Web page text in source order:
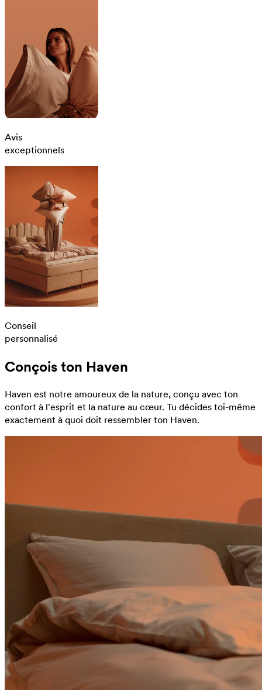
Avis
exceptionnels
Conseil
personnalisé
Conçois ton Haven
Haven est notre amoureux de la nature, conçu avec ton
confort à l'esprit et la nature au cœur. Tu décides toi-même
exactement à quoi doit ressembler ton Haven.